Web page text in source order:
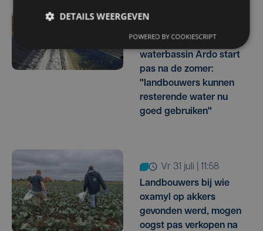
Herstel lek in
waterbassin Ardo start
pas na de zomer:
"landbouwers kunnen
resterende water nu
goed gebruiken"
vr 31 juli | 11:58
Landbouwers bij wie
oxamyl op akkers
gevonden werd, mogen
oogst pas verkopen na
DETAILS WEERGEVEN
POWERED BY COOKIESCRIPT